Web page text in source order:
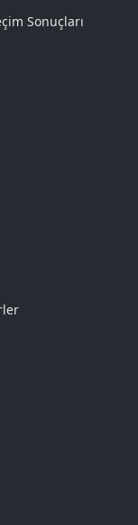
Sonuçları